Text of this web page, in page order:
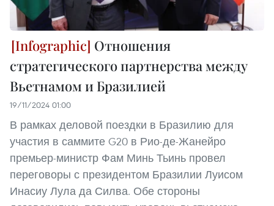
Отношения
стратегического партнерства между
Вьетнамом и Бразилией
19/11/2024 01:00
В рамках деловой поездки в Бразилию для
участия в саммите G20 в Рио-де-Жанейро
премьер-министр Фам Минь Тьинь провел
переговоры с президентом Бразилии Луисом
Инасиу Лула да Силва. Обе стороны